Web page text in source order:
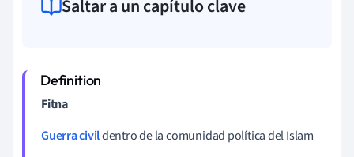
Saltar a un capítulo clave
Fitna
Guerra civildentro de la comunidad política del Islam